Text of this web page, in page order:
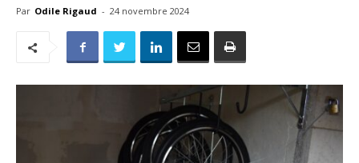
Par Odile Rigaud - 24 novembre 2024